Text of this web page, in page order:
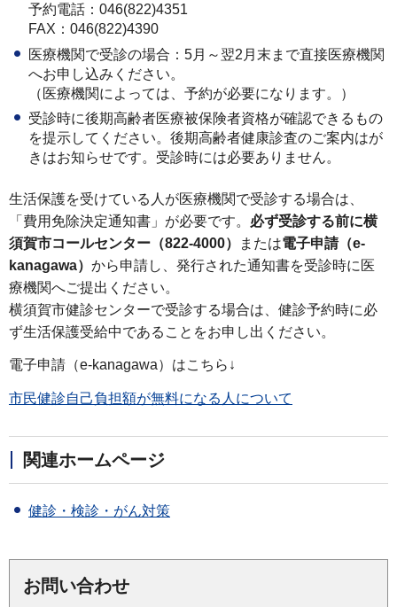
予約電話：046(822)4351
FAX：046(822)4390
医療機関で受診の場合：5月～翌2月末まで直接医療機関
へお申し込みください。
（医療機関によっては、予約が必要になります。）
受診時に後期高齢者医療被保険者資格が確認できるもの
を提示してください。後期高齢者健康診査のご案内はが
きはお知らせです。受診時には必要ありません。
生活保護を受けている人が医療機関で受診する場合は、
「費用免除決定通知書」が必要です。 必ず受診する前に横
須賀市コールセンター（822-4000）
または電子申請（e-
kanagawa） から申請し、発行された通知書を受診時に医
療機関へご提出ください。
横須賀市健診センターで受診する場合は、健診予約時に必
ず生活保護受給中であることをお申し出ください。
電子申請（e-kanagawa）はこちら↓
市民健診自己負担額が無料になる人について
関連ホームページ
健診・検診・がん対策
お問い合わせ